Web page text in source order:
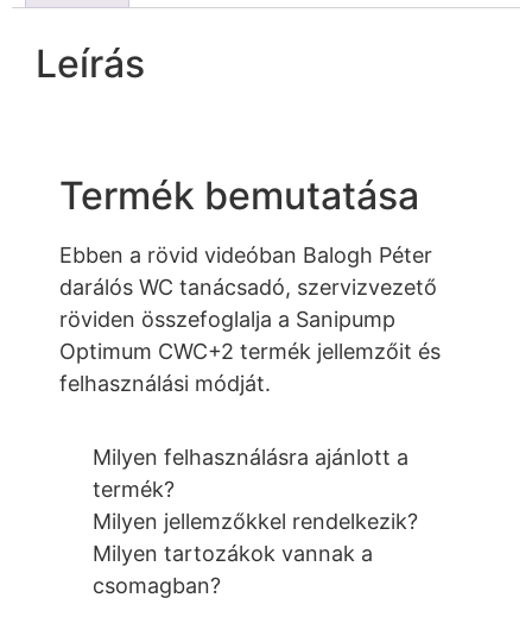
Leírás
Termék bemutatása
Ebben a rövid videóban Balogh Péter
darálós WC tanácsadó, szervizvezető
röviden összefoglalja a Sanipump
Optimum CWC+2 termék jellemzőit és
felhasználási módját.
Milyen felhasználásra ajánlott a
termék?
Milyen jellemzőkkel rendelkezik?
Milyen tartozákok vannak a
csomagban?